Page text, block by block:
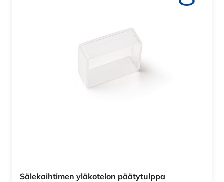
Sälekaihtimen yläkotelon päätytulppa